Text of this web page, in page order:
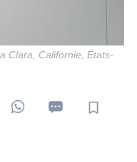
Clara, Californie, États-